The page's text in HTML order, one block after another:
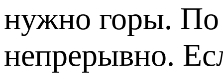
нужно горы. По
непрерывно.